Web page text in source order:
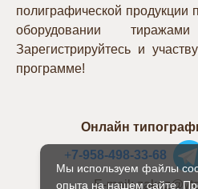
Мы используем файлы
опыта на нашем сайте.
полиграфической продукции
оборудовании
Зарегистрируйтесь и
программе!
Онлайн
+7-958-498-33-68
E-mail: